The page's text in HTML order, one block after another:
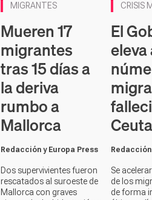
MIGRANTES
Mueren 17
migrantes
tras 15 días a
la deriva
rumbo a
Mallorca
Redacción y Europa Press
Dos supervivientes fueron
rescatados al suroeste de
Mallorca con graves
CRISIS
El
eleva
Ceuta
Se
de los
de forma